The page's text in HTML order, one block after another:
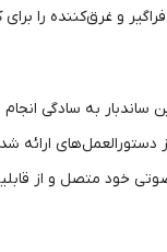
و غرق‌کننده را برای
به سادگی انجام
متصل و از